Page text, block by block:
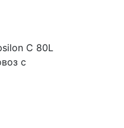
C 80L
с